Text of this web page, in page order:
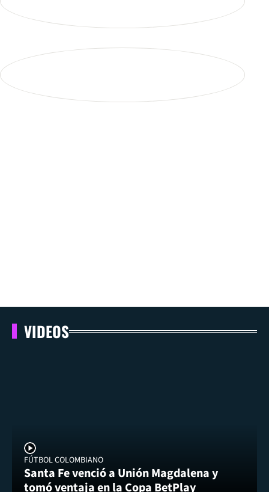
VIDEOS
FÚTBOL COLOMBIANO
Santa Fe venció a Unión Magdalena y
tomó ventaja en la Copa BetPlay